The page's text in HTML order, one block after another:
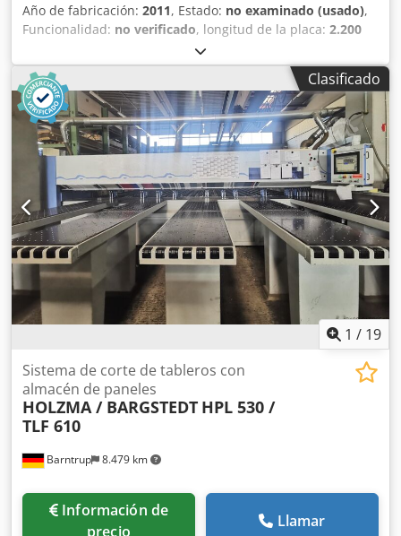
Año de fabricación: 2011, Estado: no examinado (usado),
Funcionalidad: no verificado, longitud de la placa: 2.200
1.000 mm
mm, Equipamiento:Marcado CE, DETALLES TÉCNICOS
Longitud máxima de panel: 2.200 mm Ancho máximo de
panel: 1.000 mm Altura máxima de apilado de los paneles:
1.600 mm Número de estaciones: 2 Cjdpfx Acsyxnn Tj Doha
DETALLES DE LA MÁQUINA Sistema de control: WINDOWS
EQUIPAMIENTO Marcado CE Estación de apilado de
paneles Descarga de estaciones Ventosas del sistema
Bomba de vacío La máquina se vende y entrega en su
estado real y legal ("tal como se ve y aprueba") sobre la
base de documentación fotográfica y documentos
técnicos/comerciales de carácter descriptivo. El comprador
tiene derecho a inspeccionar la mercancía antes de la
recogida y asume la responsabilidad de la instalación,
fijación y uso de la máquina en el destino. Referencia
externa: 7997
Clasificado
1 / 19
Barntrup 8.479 km
Sistema de corte de tableros con
almacén de paneles
HOLZMA / BARGSTEDT HPL 530 /
TLF 610
Información de
precio
Llamar